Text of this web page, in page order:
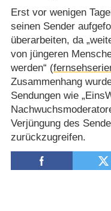
Erst vor wenigen
seinen Sender
überarbeiten, da
von jüngeren
werden“ (
Zusammenhang
Sendungen wie
Verjüngung des
zurückzugreifen.